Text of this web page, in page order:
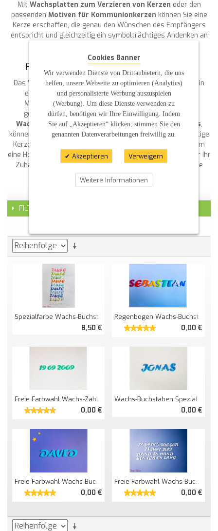
Mit Wachsplatten zum Verzieren von Kerzen oder den
passenden Motiven für Kommunionkerzen können Sie eine
Kerze erschaffen, die genau den Wünschen des Empfängers
entspricht und gleichzeitig ein symbolträchtiges Andenken an
FAZIT: KREATIVITÄT MIT VERZIERWACHS
Das Verzieren von Kerzen mit Verzierwachs ist nicht nur ein
entspannendes Hobby, sondern auch eine großartige
Möglichkeit, besondere Anlässe noch persönlicher zu
gestalten. Mit unseren hochwertigen Materialien, wie
Wachsbuchstaben für KerzenoderKerzen-Bastelsets,
können Sie Ihrer Kreativität freien Lauf lassen und einzigartige
Kerzen für jeden Anlass kreieren. Ganz gleich, ob es sich um
eine Hochzeitskerze, eineTaufkerze
oder eine Dekokerze für Ihr
Zuhause handelt – durch den persönlichen Touch wird jede
Kerze zu einem Kunstwerk.
FILTER
Spezialfarbe Wachs-Buchstaben / Zahlen
8,50 €
Regenbogen Wachs-Buchstaben
0,00 €
Freie Farbwahl Wachs-Zahlen Einfarbig
0,00 €
Wachs-Buchstaben Spezialfarbe Gestreift
0,00 €
Freie Farbwahl Wachs-Buchstaben Einfarbig
0,00 €
Freie Farbwahl Wachs-Buchstaben Zahlen
0,00 €
Cookies Banner
Wir verwenden Dienste von Drittanbietern, die uns
helfen, unsere Webseite zu optimieren (Analytics)
und personalisierte Werbung auszuspielen
(Werbung). Um diese Dienste verwenden zu
dürfen, benötigen wir Ihre Einwilligung. Indem
Sie auf „Akzeptieren“ klicken, stimmen Sie den
genannten Datenverarbeitungen freiwillig zu.
Akzeptieren Verweigern
Weitere Informationen